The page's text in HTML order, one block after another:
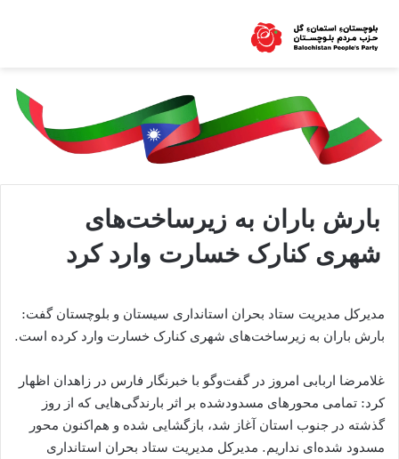
بارش باران به زیرساخت‌های
شهری کنارک خسارت وارد کرد
مدیرکل مدیریت ستاد بحران استانداری سیستان و بلوچستان گفت:
بارش باران به زیرساخت‌های شهری کنارک خسارت وارد کرده است.
غلامرضا اربابی امروز در گفت‌وگو با خبرنگار فارس در زاهدان اظهار
کرد: تمامی محورهای مسدودشده بر اثر بارندگی‌هایی که از روز
گذشته در جنوب استان آغاز شد، بازگشایی شده و هم‌اکنون محور
مسدود شده‌ای نداریم. مدیرکل مدیریت ستاد بحران استانداری